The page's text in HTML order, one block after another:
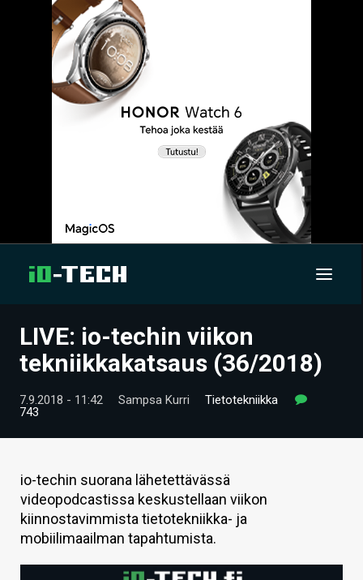
UUTISET
VIDEOT
TIETOA
HINTA.FI
LIVE: io-techin viikon
tekniikkakatsaus (36/2018)
7.9.2018 - 11:42 Sampsa Kurri
Tietotekniikka
743
io-techin suorana lähetettävässä
videopodcastissa keskustellaan viikon
kiinnostavimmista tietotekniikka- ja
mobiilimaailman tapahtumista.